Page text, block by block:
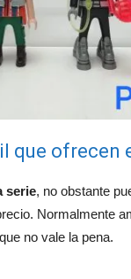
que ofrecen
serie, no obstante
Normalmente
no vale la pena.